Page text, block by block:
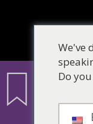
We've
Do